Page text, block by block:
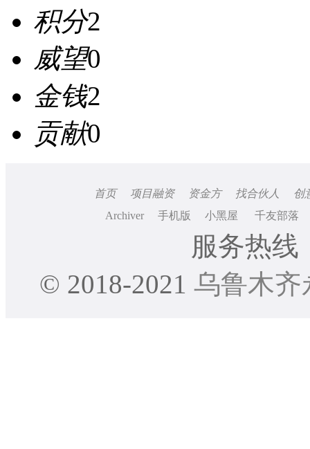
积分2
威望0
金钱2
贡献0
首页 项目融资 资金方 找合伙人
创
Archiver
手机版 小黑屋 千友部落
服务热线
© 2018-2021 乌鲁木齐